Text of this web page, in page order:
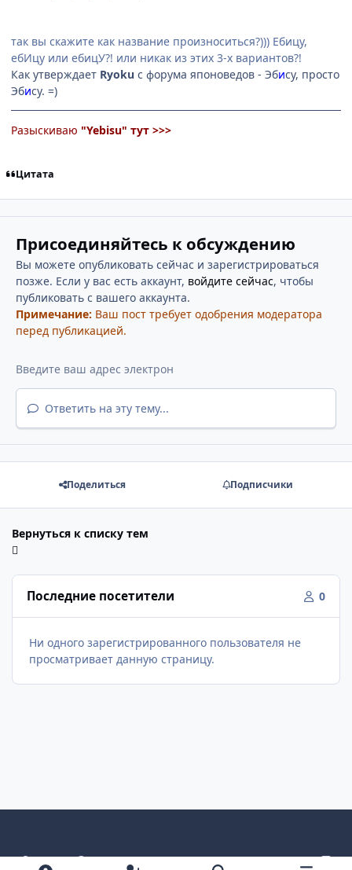
так вы скажите как название произноситься?))) Ебицу,
ебИцу или ебицУ?! или никак из этих 3-х вариантов?!
Как утверждает Ryoku с форума японоведов - Эбису, просто
Эбису. =)
Разыскиваю "Yebisu" тут >>>
Цитата
Присоединяйтесь к обсуждению
Вы можете опубликовать сейчас и зарегистрироваться
позже. Если у вас есть аккаунт, войдите сейчас, чтобы
публиковать с вашего аккаунта.
Примечание: Ваш пост требует одобрения модератора
перед публикацией.
Ответить на эту тему...
Поделиться Подписчики
Вернуться к списку тем
Последние посетители 0
Ни одного зарегистрированного пользователя не
просматривает данную страницу.
Светлый режим
Темный режим
Как в системе
v